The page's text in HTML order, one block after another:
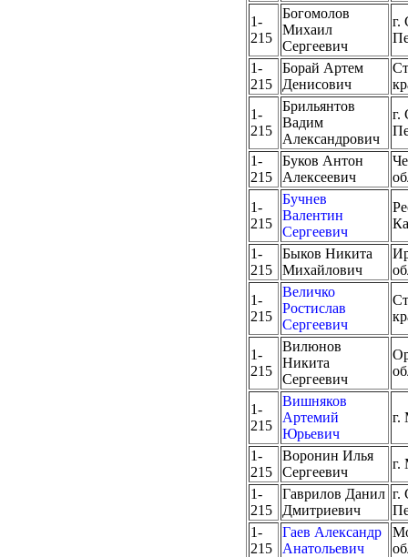
1-
215
Богомолов
Михаил
Сергеевич
г.
1-
215
Борай Артем
Денисович
1-
215
Брильянтов
Вадим
Александрович
г.
1-
215
Буков Антон
Алексеевич
1-
215
Бучнев
Валентин
Сергеевич
1-
215
Быков Никита
Михайлович
1-
215
Величко
Ростислав
Сергеевич
1-
215
Вилюнов
Никита
Сергеевич
1-
215
Вишняков
Артемий
Юрьевич
г.
1-
215
Воронин Илья
Сергеевич
г.
1-
215
Гаврилов Данил
Дмитриевич
г.
1-
215
Гаев Александр
Анатольевич